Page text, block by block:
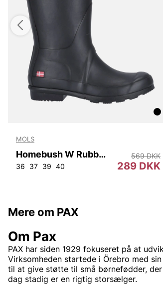
MOLS
Homebush W Rubber Boot
36 37 39 40 289 DKK
569 DKK
Mere om PAX
Om Pax
PAX har siden 1929 fokuseret på at
Virksomheden startede i Örebro med
til at give støtte til små børnefødder,
dag stadig er en rigtig storsælger.